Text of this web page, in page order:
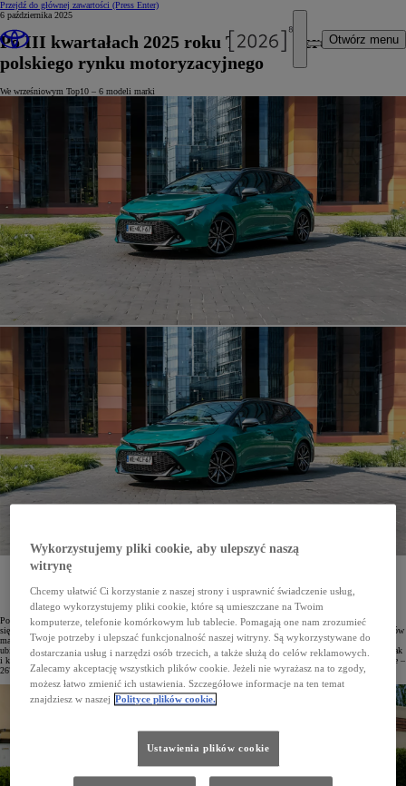
Przejdź do głównej zawartości (Press Enter)
Otwórz menu
6 października 2025
Po III kwartałach 2025 roku Toyota liderem
polskiego rynku motoryzacyjnego
We wrześniowym Top10 – 6 modeli marki
Od początku roku do września w Polsce zarejestrowano łącznie 77 146 osobowych i dostawczych
z udziałem wynoszącym 16,2%. Najchętniej kupowanym modelem marki w Polsce jest Corolla,
a w Top10 najczęściej rejestrowanych aut we wrześniu znalazło się aż 6 modeli Toyoty.
Po III kwartałach 2025 roku Toyota utrzymuje pozycję lidera polskiego rynku motoryzacyjnego z udziałem
sięgającym 16,2%. Od stycznia do września łącznie zarejestrowano 77 146 osobowych i dostawczych pojazdów
marki, 9182 – tylko we wrześniu, co stanowi wzrost o 15% w porównaniu z analogicznym miesiącem roku
ubiegłego. W dziewiątym miesiącu bieżącego roku Toyoty były najczęściej wybierane zarówno przez firmy, jak
i klientów indywidualnych. Przedsiębiorstwa zarejestrowały we wrześniu 6505 aut (+20%), a osoby prywatne –
2677 samochodów.
Wykorzystujemy pliki cookie, aby ulepszyć naszą
witrynę
Chcemy ułatwić Ci korzystanie z naszej strony i usprawnić świadczenie usług,
dlatego wykorzystujemy pliki cookie, które są umieszczane na Twoim
komputerze, telefonie komórkowym lub tablecie. Pomagają one nam zrozumieć
Twoje potrzeby i ulepszać funkcjonalność naszej witryny. Są wykorzystywane do
dostarczania usług i narzędzi osób trzecich, a także służą do celów reklamowych.
Zalecamy akceptację wszystkich plików cookie. Jeżeli nie wyrażasz na to zgody,
możesz łatwo zmienić ich ustawienia. Szczegółowe informacje na ten temat
znajdziesz w naszej Polityce plików cookie.
Ustawienia plików cookie